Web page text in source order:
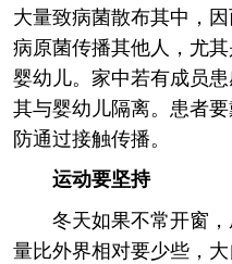
大量致病菌散布其中，
病原菌传播其他人，尤
婴幼儿。家中若有成员
其与婴幼儿隔离。患者
防通过接触传播。
运动要坚持
冬天如果不常开窗
量比外界相对要少些，